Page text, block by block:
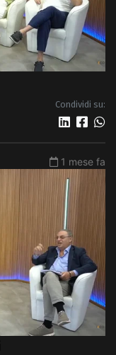
Condividi su:
1 mese fa